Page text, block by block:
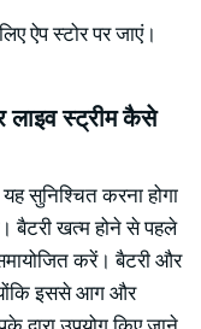
ऐप स्टोर पर जाएं।
स्ट्रीम कैसे
सुनिश्चित करना होगा
बैटरी खत्म होने से पहले
करें। बैटरी और
इससे आग और